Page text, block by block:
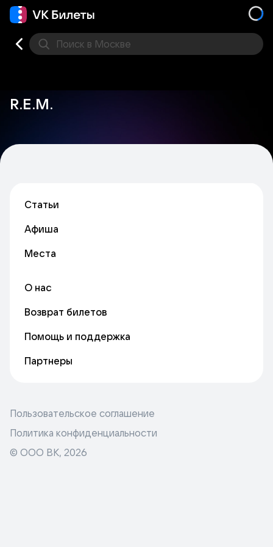
Поиск в Москве
R.E.M.
Статьи
Афиша
Места
О нас
Возврат билетов
Помощь и поддержка
Партнеры
Пользовательское соглашение
Политика конфиденциальности
© ООО ВК, 2026